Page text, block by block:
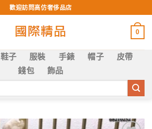
歡迎訪問高仿奢侈品店
0
鞋子 服裝 手錶 帽子
皮帶
錢包
飾品